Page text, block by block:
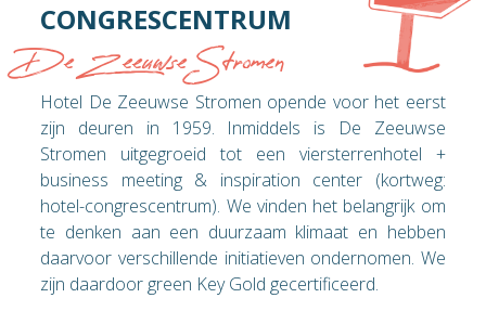
CONGRESCENTRUM
De Zeeuwse Stromen
Hotel De Zeeuwse Stromen opende voor het eerst
zijn deuren in 1959. Inmiddels is De Zeeuwse
Stromen uitgegroeid tot een viersterrenhotel +
business meeting & inspiration center (kortweg:
hotel-congrescentrum). We vinden het belangrijk om
te denken aan een duurzaam klimaat en hebben
daarvoor verschillende initiatieven ondernomen. We
zijn daardoor green Key Gold gecertificeerd.